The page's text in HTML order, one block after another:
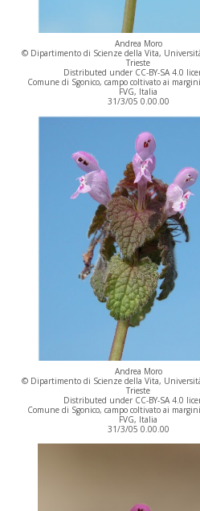
Andrea Moro
© Dipartimento di Scienze della Vita,
Trieste
Distributed under CC-BY-SA 4.0
Comune di Sgonico, campo coltivato ai
FVG, Italia
31/3/05 0.00.00
Andrea Moro
© Dipartimento di Scienze della Vita,
Trieste
Distributed under CC-BY-SA 4.0
Comune di Sgonico, campo coltivato ai
FVG, Italia
31/3/05 0.00.00